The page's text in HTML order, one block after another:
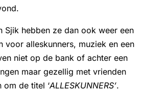
Sjik hebben ze dan ook weer een
voor alleskunners, muziek en een
niet op de bank of achter een
maar gezellig met vrienden
om de titel ‘ALLESKUNNERS’.